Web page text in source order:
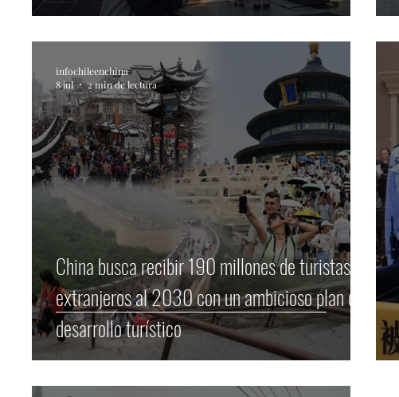
China busca recibir 190 millones de turistas
extranjeros al 2030 con un ambicioso plan de
desarrollo turístico
infochileenchina
8 jul
2 min de lectura